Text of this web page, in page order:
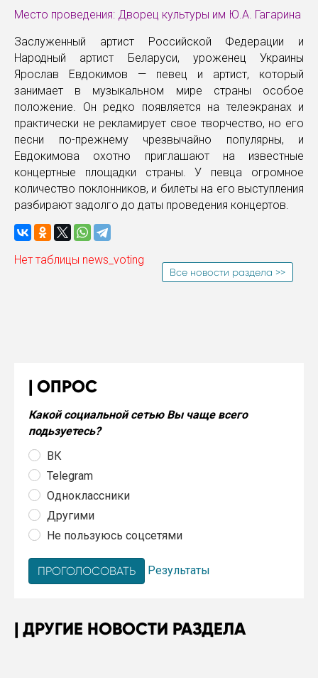
Место проведения: Дворец культуры им Ю.А. Гагарина
Заслуженный артист Российской Федерации и
Народный артист Беларуси, уроженец Украины
Ярослав Евдокимов — певец и артист, который
занимает в музыкальном мире страны особое
положение. Он редко появляется на телеэкранах и
практически не рекламирует свое творчество, но его
песни по-прежнему чрезвычайно популярны, и
Евдокимова охотно приглашают на известные
концертные площадки страны. У певца огромное
количество поклонников, и билеты на его выступления
разбирают задолго до даты проведения концертов.
Нет таблицы news_voting
Все новости раздела >>
ОПРОС
Какой социальной сетью Вы чаще всего
подьзуетесь?
ВК
Telegram
Одноклассники
Другими
Не пользуюсь соцсетями
Результаты
ДРУГИЕ НОВОСТИ РАЗДЕЛА